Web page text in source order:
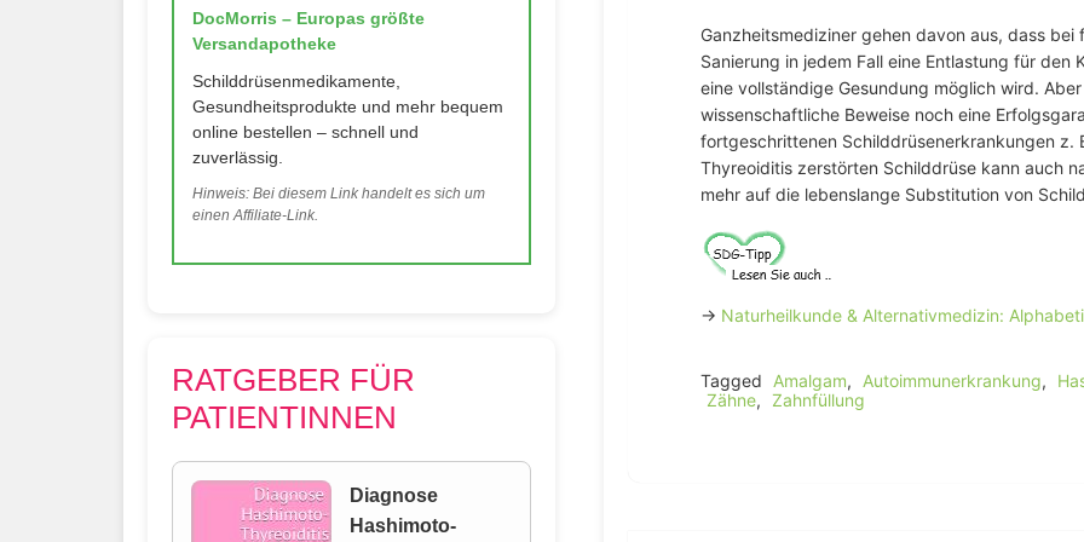
Ganzheitsmediziner gehen davon aus, dass
Sanierung in jedem Fall eine Entlastung für
eine vollständige Gesundung möglich wird.
wissenschaftliche Beweise noch eine
fortgeschrittenen Schilddrüsenerkrankungen z.
Thyreoiditis zerstörten Schilddrüse kann auch
mehr auf die lebenslange Substitution von
→ Naturheilkunde & Alternativmedizin:
Tagged Amalgam, Autoimmunerkrankung,
Zähne, Zahnfüllung
DocMorris – Europas größte
Versandapotheke
Schilddrüsenmedikamente,
Gesundheitsprodukte und mehr bequem
online bestellen – schnell und
zuverlässig.
Hinweis: Bei diesem Link handelt es sich um
einen Affiliate-Link.
RATGEBER FÜR
PATIENTINNEN
Diagnose
Hashimoto-